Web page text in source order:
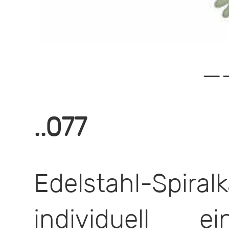
..077
Edelstahl-
individuell